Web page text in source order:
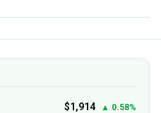
$1,914 ▲ 0.58%